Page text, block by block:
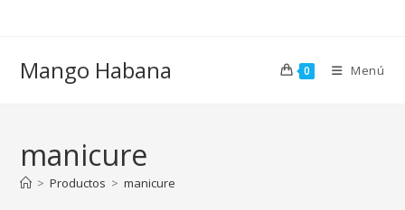
Mango Habana 0 Menú
manicure
> Productos > manicure